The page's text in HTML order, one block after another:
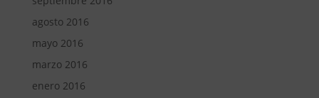
agosto 2016
mayo 2016
marzo 2016
enero 2016